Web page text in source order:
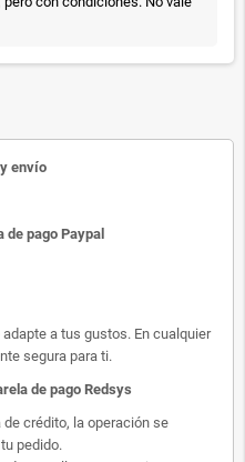
envío
pago Paypal
a tus gustos. En cualquier
segura para ti.
de pago Redsys
crédito, la operación se
pedido.